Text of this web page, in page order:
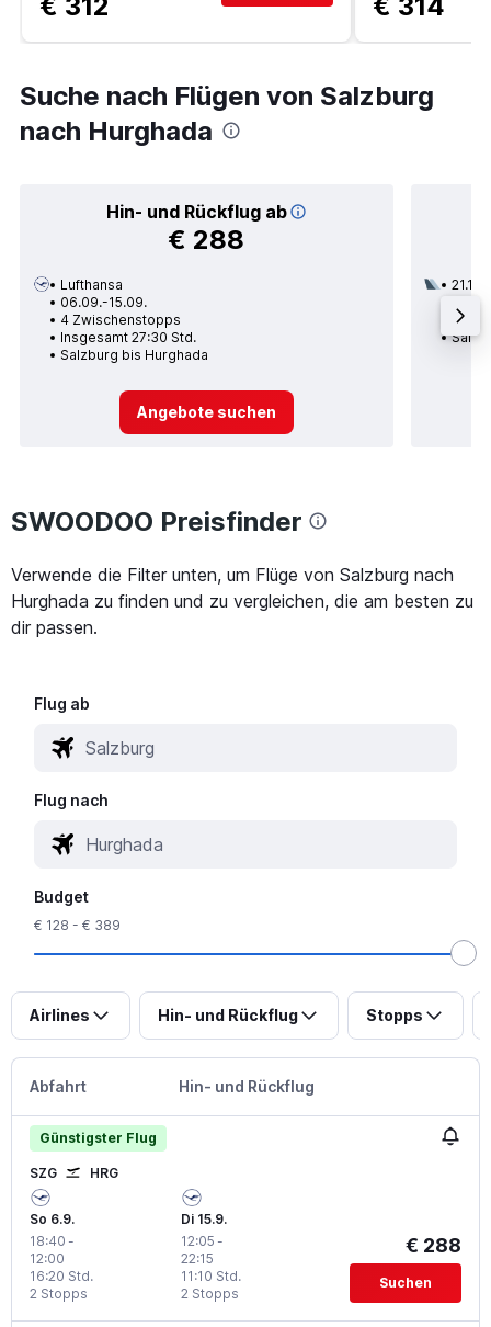
Suche nach Flügen von Salzburg
nach Hurghada
Hin- und Rückflug ab
€ 288
Lufthansa
06.09.-15.09.
4 Zwischenstopps
Insgesamt 27:30 Std.
Salzburg bis Hurghada
Angebote suchen
21.11.
SWOODOO Preisfinder
Verwende die Filter unten, um Flüge von Salzburg nach
Hurghada zu finden und zu vergleichen, die am besten zu
dir passen.
Flug ab
Flug nach
Budget
€ 128 - € 389
Airlines Hin- und Rückflug Stopps
Abfahrt Hin- und Rückflug
Günstigster Flug
SZG HRG
So 6.9.
18:40 -
12:00
2 Stopps
16:20 Std.
Di 15.9.
12:05 -
22:15
2 Stopps
11:10 Std.
€ 288
Suchen